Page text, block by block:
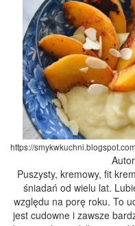
https://
Puszysty, kremowy, fit
śniadań od wielu lat.
względu na porę roku. To
jest cudowne i zawsze